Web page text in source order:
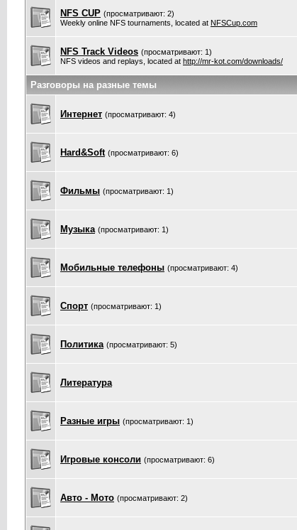
NFS CUP (просматривают: 2)
Weekly online NFS tournaments, located at NFSCup.com
NFS Track Videos (просматривают: 1)
NFS videos and replays, located at http://mr-kot.com/downloads/
Разговоры на разные темы
Интернет (просматривают: 4)
Hard&Soft (просматривают: 6)
Фильмы (просматривают: 1)
Музыка (просматривают: 1)
Мобильные телефоны (просматривают: 4)
Спорт (просматривают: 1)
Политика (просматривают: 5)
Литература
Разные игры (просматривают: 1)
Игровые консоли (просматривают: 6)
Авто - Мото (просматривают: 2)